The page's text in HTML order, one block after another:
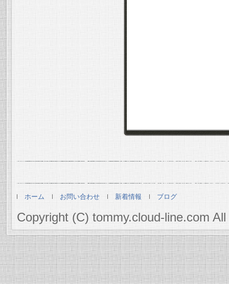
ホーム お問い合わせ 新着情報 ブログ
Copyright (C) tommy.cloud-line.com